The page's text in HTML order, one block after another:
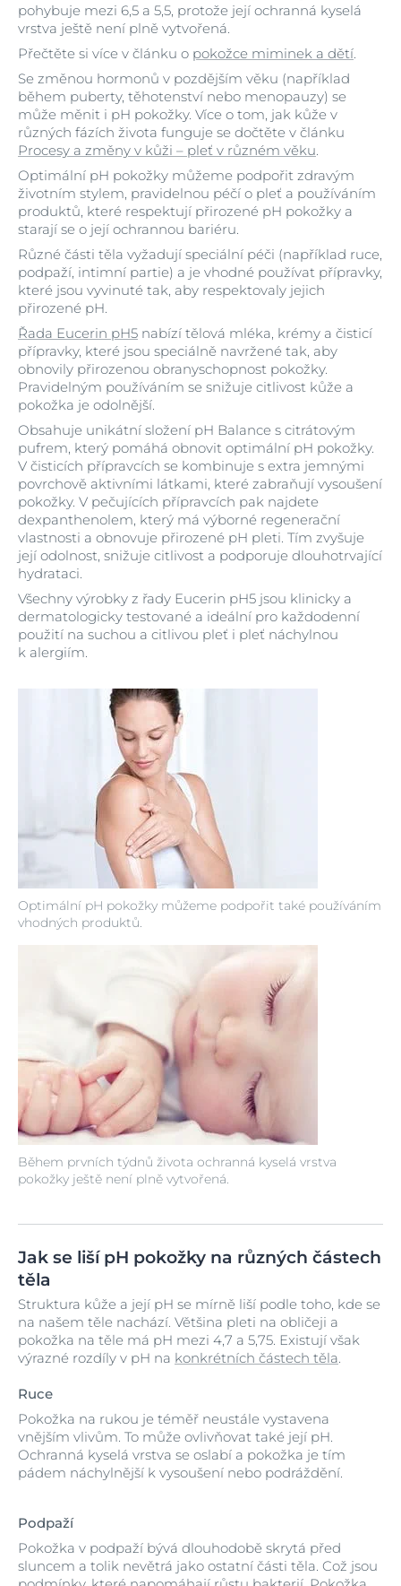
Optimální pH pokožky můžeme podpořit také používáním
vhodných produktů.
Během prvních týdnů života ochranná kyselá vrstva
pokožky ještě není plně vytvořená.
pohybuje mezi 6,5 a 5,5, protože její ochranná kyselá
vrstva ještě není plně vytvořená.
Přečtěte si více v článku o pokožce miminek a dětí.
Se změnou hormonů v pozdějším věku (například
během puberty, těhotenství nebo menopauzy) se
může měnit i pH pokožky. Více o tom, jak kůže v
různých fázích života funguje se dočtěte v článku
Procesy a změny v kůži – pleť v různém věku.
Optimální pH pokožky můžeme podpořit zdravým
životním stylem, pravidelnou péčí o pleť a používáním
produktů, které respektují přirozené pH pokožky a
starají se o její ochrannou bariéru.
Různé části těla vyžadují speciální péči (například ruce,
podpaží, intimní partie) a je vhodné používat přípravky,
které jsou vyvinuté tak, aby respektovaly jejich
přirozené pH.
Řada Eucerin pH5 nabízí tělová mléka, krémy a čisticí
přípravky, které jsou speciálně navržené tak, aby
obnovily přirozenou obranyschopnost pokožky.
Pravidelným používáním se snižuje citlivost kůže a
pokožka je odolnější.
Obsahuje unikátní složení pH Balance s citrátovým
pufrem, který pomáhá obnovit optimální pH pokožky.
V čisticích přípravcích se kombinuje s extra jemnými
povrchově aktivními látkami, které zabraňují vysoušení
pokožky. V pečujících přípravcích pak najdete
dexpanthenolem, který má výborné regenerační
vlastnosti a obnovuje přirozené pH pleti. Tím zvyšuje
její odolnost, snižuje citlivost a podporuje dlouhotrvající
hydrataci.
Všechny výrobky z řady Eucerin pH5 jsou klinicky a
dermatologicky testované a ideální pro každodenní
použití na suchou a citlivou pleť i pleť náchylnou
k alergiím.
Jak se liší pH pokožky na různých částech
těla
Struktura kůže a její pH se mírně liší podle toho, kde se
na našem těle nachází. Většina pleti na obličeji a
pokožka na těle má pH mezi 4,7 a 5,75. Existují však
výrazné rozdíly v pH na konkrétních částech těla.
Ruce
Pokožka na rukou je téměř neustále vystavena
vnějším vlivům. To může ovlivňovat také její pH.
Ochranná kyselá vrstva se oslabí a pokožka je tím
pádem náchylnější k vysoušení nebo podráždění.
Podpaží
Pokožka v podpaží bývá dlouhodobě skrytá před
sluncem a tolik nevětrá jako ostatní části těla. Což jsou